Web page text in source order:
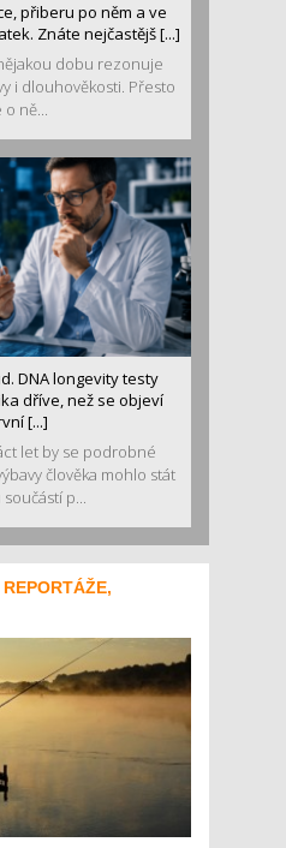
přiberu po něm a ve
Znáte nejčastějš [...]
dobu rezonuje
i dlouhověkosti. Přesto
o ně...
DNA longevity testy
dříve, než se objeví
[...]
let by se podrobné
člověka mohlo stát
p...